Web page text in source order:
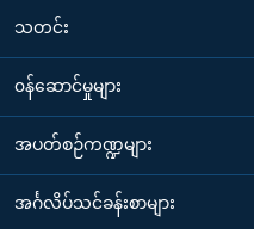
သတင်း
၀န်ဆောင်မှုများ
အပတ်စဉ်ကဏ္ဍများ
အင်္ဂလိပ်သင်ခန်းစာများ